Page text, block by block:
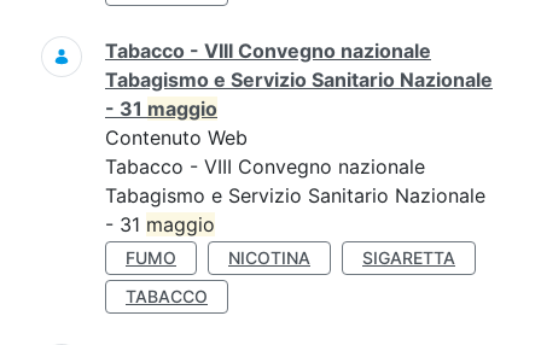
Tabacco - VIII Convegno nazionale
Tabagismo e Servizio Sanitario Nazionale
- 31 maggio
Contenuto Web
Tabacco - VIII Convegno nazionale
Tabagismo e Servizio Sanitario Nazionale
- 31 maggio
FUMO NICOTINA
SIGARETTA
TABACCO